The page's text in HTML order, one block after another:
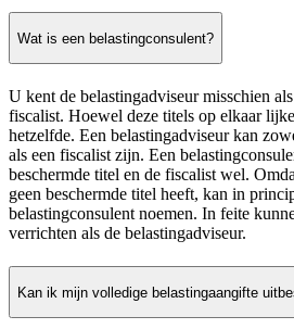
Wat is een belastingconsulent?
U kent de belastingadviseur misschien
fiscalist. Hoewel deze titels op elkaar
hetzelfde. Een belastingadviseur kan
als een fiscalist zijn. Een
beschermde titel en de fiscalist wel.
geen beschermde titel heeft, kan in
belastingconsulent noemen. In feite
verrichten als de belastingadviseur.
Kan ik mijn volledige belastingaangifte